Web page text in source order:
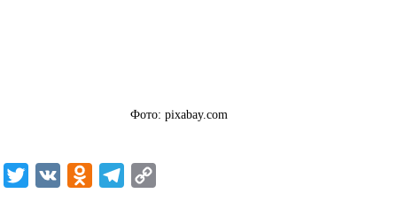
Фото: pixabay.com